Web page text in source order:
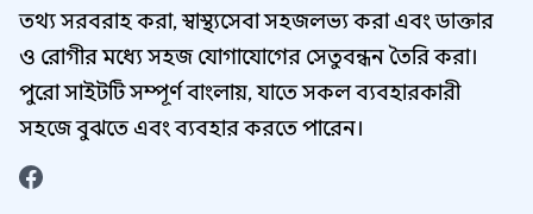
তথ্য সরবরাহ করা, স্বাস্থ্যসেবা সহজলভ্য করা এবং ডাক্তার
ও রোগীর মধ্যে সহজ যোগাযোগের সেতুবন্ধন তৈরি করা।
পুরো সাইটটি সম্পূর্ণ বাংলায়, যাতে সকল ব্যবহারকারী
সহজে বুঝতে এবং ব্যবহার করতে পারেন।